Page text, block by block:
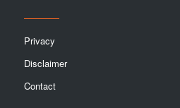
Privacy
Disclaimer
Contact